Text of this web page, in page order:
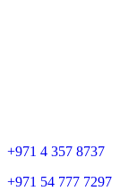
+971 4 357 8737
+971 54 777 7297